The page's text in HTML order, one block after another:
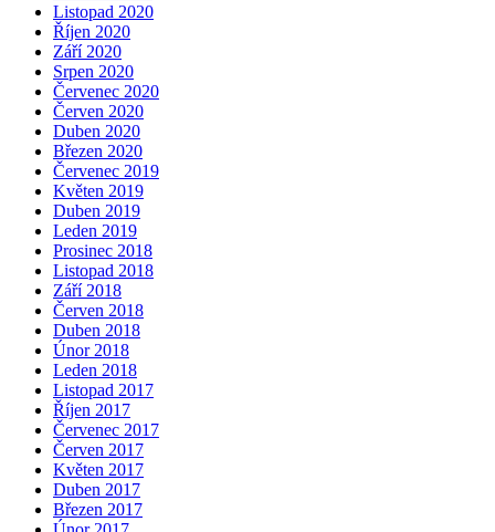
Listopad 2020
Říjen 2020
Září 2020
Srpen 2020
Červenec 2020
Červen 2020
Duben 2020
Březen 2020
Červenec 2019
Květen 2019
Duben 2019
Leden 2019
Prosinec 2018
Listopad 2018
Září 2018
Červen 2018
Duben 2018
Únor 2018
Leden 2018
Listopad 2017
Říjen 2017
Červenec 2017
Červen 2017
Květen 2017
Duben 2017
Březen 2017